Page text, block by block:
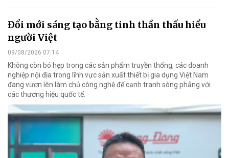
Đổi mới sáng tạo bằng tinh thần thấu hiểu
người Việt
09/08/2026 07:14
Không còn bó hẹp trong các sản phẩm truyền thống, các doanh
nghiệp nội địa trong lĩnh vực sản xuất thiết bị gia dụng Việt Nam
đang vươn lên làm chủ công nghệ để cạnh tranh sòng phẳng với
các thương hiệu quốc tế.